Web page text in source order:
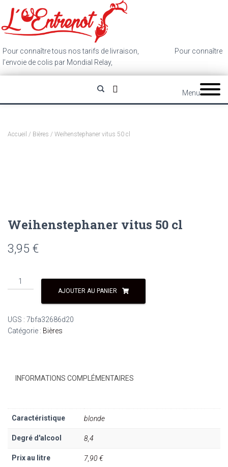
Pour connaître tous nos tarifs de livraison,
Pour connaître
l’envoie de colis par Mondial Relay,
Menu
Accueil / Bières / Weihenstephaner vitus 50 cl
Weihenstephaner vitus 50 cl
3,95 €
quantité
de
Weihenstephaner
50
cl
AJOUTER AU PANIER
UGS : 7bfa32686d20
Catégorie : Bières
INFORMATIONS COMPLÉMENTAIRES
Caractéristique blonde
Degré d'alcool 8,4
Prix au litre 7,90 €